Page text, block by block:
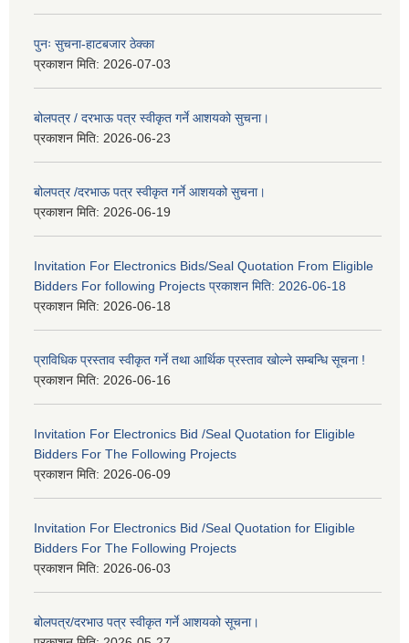
पुनः सुचना-हाटबजार ठेक्का
प्रकाशन मिति: 2026-07-03
बोलपत्र / दरभाऊ पत्र स्वीकृत गर्ने आशयको सुचना।
प्रकाशन मिति: 2026-06-23
बोलपत्र /दरभाऊ पत्र स्वीकृत गर्ने आशयको सुचना।
प्रकाशन मिति: 2026-06-19
Invitation For Electronics Bids/Seal Quotation From Eligible
Bidders For following Projects प्रकाशन मिति: 2026-06-18
प्रकाशन मिति: 2026-06-18
प्राविधिक प्रस्ताव स्वीकृत गर्ने तथा आर्थिक प्रस्ताव खोल्ने सम्बन्धि सूचना !
प्रकाशन मिति: 2026-06-16
Invitation For Electronics Bid /Seal Quotation for Eligible
Bidders For The Following Projects
प्रकाशन मिति: 2026-06-09
Invitation For Electronics Bid /Seal Quotation for Eligible
Bidders For The Following Projects
प्रकाशन मिति: 2026-06-03
बोलपत्र/दरभाउ पत्र स्वीकृत गर्ने आशयको सूचना।